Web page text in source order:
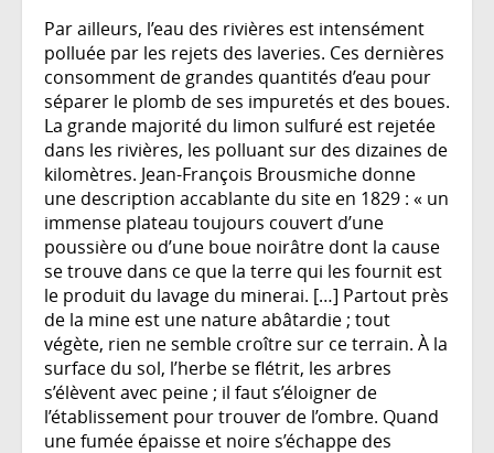
Par ailleurs, l’eau des rivières est intensément
polluée par les rejets des laveries. Ces dernières
consomment de grandes quantités d’eau pour
séparer le plomb de ses impuretés et des boues.
La grande majorité du limon sulfuré est rejetée
dans les rivières, les polluant sur des dizaines de
kilomètres. Jean-François Brousmiche donne
une description accablante du site en 1829 : « un
immense plateau toujours couvert d’une
poussière ou d’une boue noirâtre dont la cause
se trouve dans ce que la terre qui les fournit est
le produit du lavage du minerai. […] Partout près
de la mine est une nature abâtardie ; tout
végète, rien ne semble croître sur ce terrain. À la
surface du sol, l’herbe se flétrit, les arbres
s’élèvent avec peine ; il faut s’éloigner de
l’établissement pour trouver de l’ombre. Quand
une fumée épaisse et noire s’échappe des